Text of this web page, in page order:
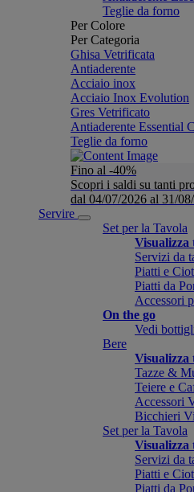
Teglie da forno
Per Colore
Per Categoria
Ghisa Vetrificata
Antiaderente
Acciaio inox
Acciaio Inox Evolution
Gres Vetrificato
Antiaderente Essential
Teglie da forno
Fino al -40%
Scopri i saldi su tanti
dal 04/07/2026 al 31/
Servire
Set per la Tavola
Visualizza
Servizi da
Piatti e
Piatti da
Accessori
On the go
Vedi
Bere
Visualizza
Tazze &
Teiere e
Accessori
Bicchieri
Set per la Tavola
Visualizza
Servizi da
Piatti e
Piatti da